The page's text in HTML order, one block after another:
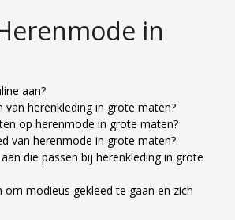
in
aan?
herenkleding in grote maten?
op herenmode in grote maten?
van herenmode in grote maten?
die passen bij herenkleding in grote
modieus gekleed te gaan en zich